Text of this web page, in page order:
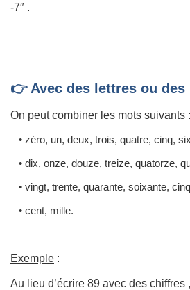
-7″ .
👉 Avec des lettres ou des
On peut combiner les mots suivants :
• zéro, un, deux, trois, quatre, cinq,
• dix, onze, douze, treize, quatorze,
• vingt, trente, quarante, soixante,
• cent, mille.
Exemple :
Au lieu d’écrire 89 avec des chiffres